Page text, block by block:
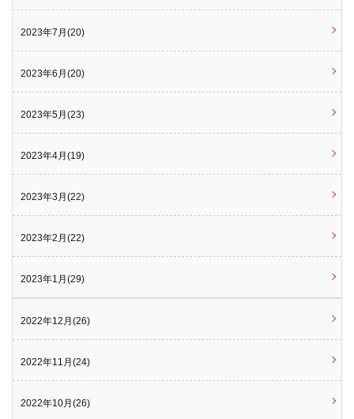
2023年7月(20)
2023年6月(20)
2023年5月(23)
2023年4月(19)
2023年3月(22)
2023年2月(22)
2023年1月(29)
2022年12月(26)
2022年11月(24)
2022年10月(26)